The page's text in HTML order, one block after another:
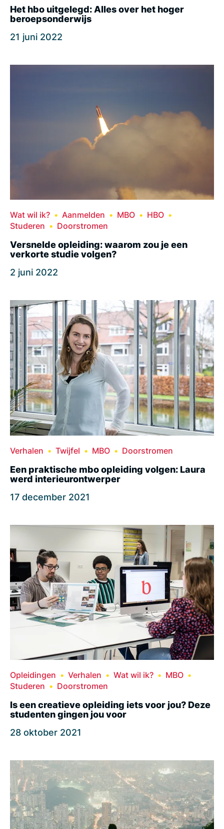
Het hbo uitgelegd: Alles over het hoger
beroepsonderwijs
21 juni 2022
Wat wil ik? Aanmelden MBO
HBO
Studeren
Doorstromen
Versnelde opleiding: waarom zou je een
verkorte studie volgen?
2 juni 2022
Verhalen Twijfel MBO Doorstromen
Een praktische mbo opleiding volgen: Laura
werd interieurontwerper
17 december 2021
Opleidingen Verhalen Wat wil ik?
MBO
Studeren
Doorstromen
Is een creatieve opleiding iets voor jou? Deze
studenten gingen jou voor
28 oktober 2021